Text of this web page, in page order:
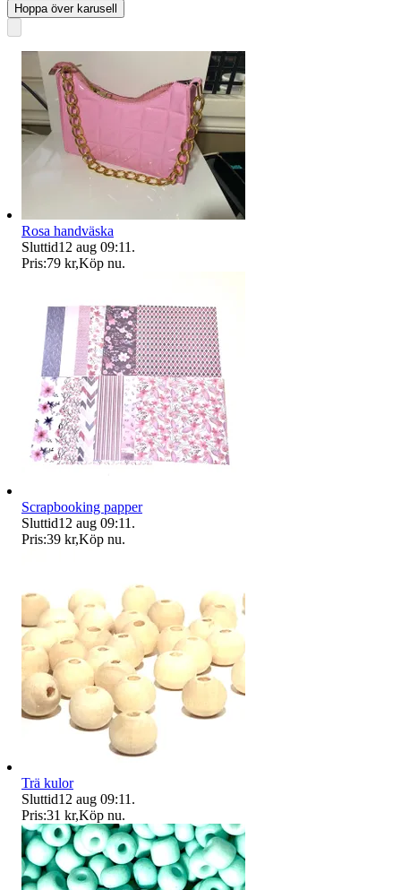
Hoppa över karusell
Rosa handväska
Sluttid12 aug 09:11 .
Pris:79 kr,Köp nu.
Scrapbooking papper
Sluttid12 aug 09:11 .
Pris:39 kr,Köp nu.
Trä kulor
Sluttid12 aug 09:11 .
Pris:31 kr,Köp nu.